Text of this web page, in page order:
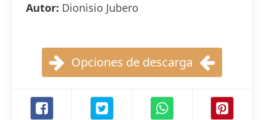
Autor: Dionisio Jubero
Opciones de descarga